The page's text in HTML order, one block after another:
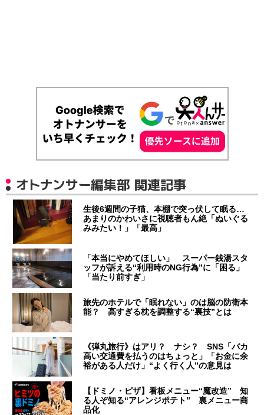
オトナンサー編集部 関連記事
生後6週間の子猫、本棚で突っ伏して眠る…
あまりのかわいさに視聴者もん絶「ぬいぐる
みみたい！」「最高」
「本当にやめてほしい」 スーパー銭湯スタ
ッフが訴える“利用時のNG行為”に「困る」
「当たり前すぎ」
旅先のホテルで「眠れない」のは脳の防衛本
能？ 高すぎる枕を調整する“裏技”とは
《弾丸旅行》はアリ？ ナシ？ SNS「バカ
高い交通費を払うのはちょっと」「お金に余
裕がある人だけ」“よく行く人”の意見は
【ドミノ・ピザ】看板メニュー“魔改造” 知
る人ぞ知る“アレンジポテト” 裏メニュー商
品化